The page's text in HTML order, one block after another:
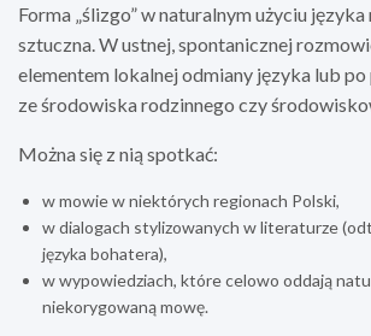
Forma „ślizgo” w naturalnym użyciu
sztuczna. W ustnej, spontanicznej
elementem lokalnej odmiany języka lub
ze środowiska rodzinnego czy
Można się z nią spotkać:
w mowie w niektórych regionach Polski,
w dialogach stylizowanych w literaturze
języka bohatera),
w wypowiedziach, które celowo oddają
niekorygowaną mowę.